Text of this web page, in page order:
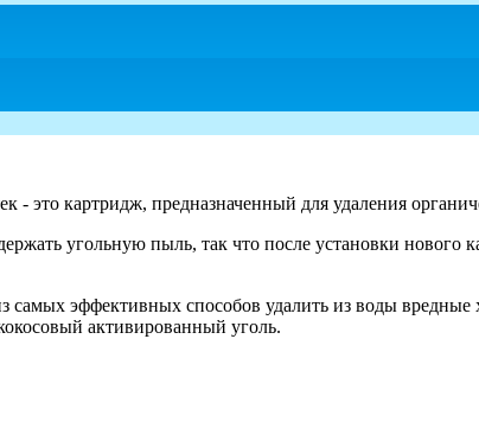
это картридж, предназначенный для удаления
угольную пыль, так что после установки
самых эффективных способов удалить из воды
активированный уголь.